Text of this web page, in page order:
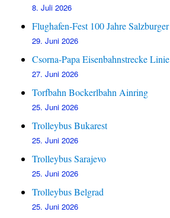
8. Juli 2026
Flughafen-Fest 100 Jahre
29. Juni 2026
Csorna-Papa Eisenbahnstrecke
27. Juni 2026
Torfbahn Bockerlbahn Ainring
25. Juni 2026
Trolleybus Bukarest
25. Juni 2026
Trolleybus Sarajevo
25. Juni 2026
Trolleybus Belgrad
25. Juni 2026